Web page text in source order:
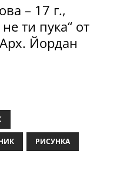
– 17 г.,
ти пука“ от
Йордан
РИСУНКА